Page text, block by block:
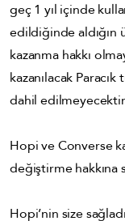
geç 1 yıl içinde
edildiğinde aldığın
kazanma hakkı
kazanılacak
dahil
Hopi ve Converse
değiştirme hakkına
Hopi’nin size